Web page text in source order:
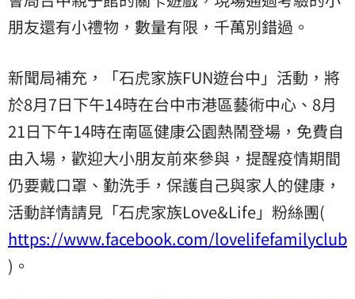
朋友還有小禮物，數量有限，千萬別錯過。
新聞局補充，「石虎家族FUN遊台中」活動，將
於8月7日下午14時在台中市港區藝術中心、8月
21日下午14時在南區健康公園熱鬧登場，免費自
由入場，歡迎大小朋友前來參與，提醒疫情期間
仍要戴口罩、勤洗手，保護自己與家人的健康，
活動詳情請見「石虎家族Love&Life」粉絲團(
https://www.facebook.com/lovelifefamilyclub/
)。